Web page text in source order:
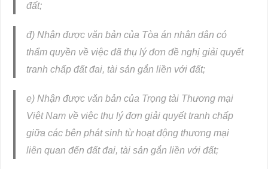
đất;
đ) Nhận được văn bản của Tòa án nhân dân có
thẩm quyền về việc đã thụ lý đơn đề nghị giải quyết
tranh chấp đất đai, tài sản gắn liền với đất;
e) Nhận được văn bản của Trọng tài Thương mại
Việt Nam về việc thụ lý đơn giải quyết tranh chấp
giữa các bên phát sinh từ hoạt động thương mại
liên quan đến đất đai, tài sản gắn liền với đất;